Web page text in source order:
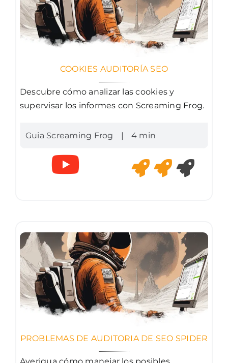
COOKIES AUDITORÍA SEO
Descubre cómo analizar las cookies y
supervisar los informes con Screaming Frog.
Guia Screaming Frog | 4 min
PROBLEMAS DE AUDITORIA DE SEO SPIDER